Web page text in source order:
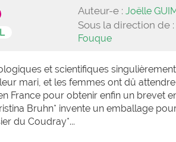
Auteur-e :Joëlle
Sous la direction de :
Fouque
et scientifiques
mari, et les femmes ont dû
France pour obtenir enfin un brevet
Bruhn* invente un emballage
du Coudray*...